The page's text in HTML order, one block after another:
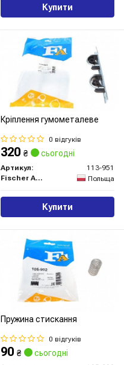
Купити
Кріплення гумометалеве
0 відгуків
320 ₴ сьогодні
Артикул:
113-951
Fischer Automotive One (FA1)
Польща
Купити
Пружина стискання
0 відгуків
90 ₴ сьогодні